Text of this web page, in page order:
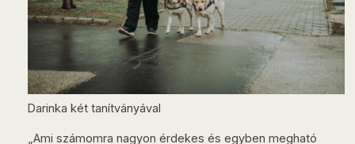
Darinka két tanítványával
„Ami számomra nagyon érdekes és egyben megható